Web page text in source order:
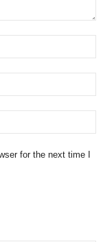
for the next time I